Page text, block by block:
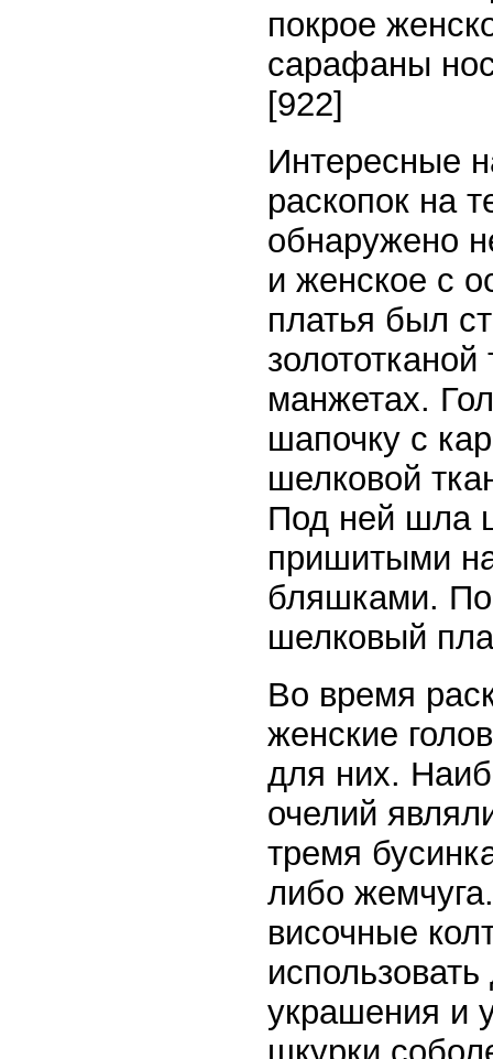
покрое
сарафаны
[922]
Интересные
раскопок на
обнаружено
и женское с
платья был
манжетах.
шапочку с
шелковой
Под ней шла
пришитыми
бляшками.
шелковый
Во время
женские
для них.
очелий
тремя
либо
височные
украшения и